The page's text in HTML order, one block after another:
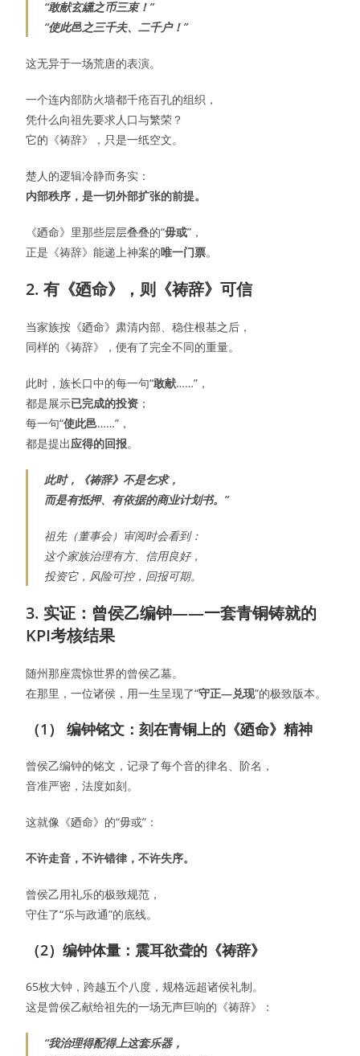
“敢献玄纁之币三束！”
“使此邑之三千夫、二千户！”
这无异于一场荒唐的表演。
一个连内部防火墙都千疮百孔的组织，
凭什么向祖先要求人口与繁荣？
它的《祷辞》，只是一纸空文。
楚人的逻辑冷静而务实：
内部秩序，是一切外部扩张的前提。
《廼命》里那些层层叠叠的“毋或”，
正是《祷辞》能递上神案的唯一门票。
2. 有《廼命》，则《祷辞》可信
当家族按《廼命》肃清内部、稳住根基之后，
同样的《祷辞》，便有了完全不同的重量。
此时，族长口中的每一句“敢献……”，
都是展示已完成的投资 ；
每一句“使此邑……”，
都是提出应得的回报。
此时，《祷辞》不是乞求，
而是有抵押、有依据的商业计划书。”
祖先（董事会）审阅时会看到：
这个家族治理有方、信用良好，
投资它，风险可控，回报可期。
3. 实证：曾侯乙编钟——一套青铜铸就的
KPI考核结果
随州那座震惊世界的曾侯乙墓。
在那里，一位诸侯，用一生呈现了“守正—兑现”的极致版本。
（1） 编钟铭文：刻在青铜上的《廼命》精神
曾侯乙编钟的铭文，记录了每个音的律名、阶名，
音准严密，法度如刻。
这就像《廼命》的“毋或”：
不许走音，不许错律，不许失序。
曾侯乙用礼乐的极致规范，
守住了“乐与政通”的底线。
（2）编钟体量：震耳欲聋的《祷辞》
65枚大钟，跨越五个八度，规格远超诸侯礼制。
这是曾侯乙献给祖先的一场无声巨响的《祷辞》：
“我治理得配得上这套乐器，